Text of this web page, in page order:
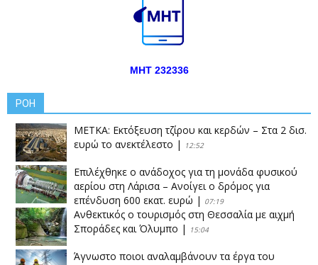
ΜΗΤ 232336
ΡΟΗ
ΜΕΤΚΑ: Εκτόξευση τζίρου και κερδών – Στα 2 δισ.
ευρώ το ανεκτέλεστο | 12:52
Επιλέχθηκε ο ανάδοχος για τη μονάδα φυσικού
αερίου στη Λάρισα – Ανοίγει ο δρόμος για
επένδυση 600 εκατ. ευρώ | 07:19
Ανθεκτικός ο τουρισμός στη Θεσσαλία με αιχμή
Σποράδες και Όλυμπο | 15:04
Άγνωστο ποιοι αναλαμβάνουν τα έργα του